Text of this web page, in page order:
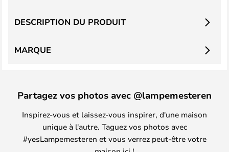
DESCRIPTION DU PRODUIT
MARQUE
Partagez vos photos avec @lampemesteren
Inspirez-vous et laissez-vous inspirer, d'une maison
unique à l'autre. Taguez vos photos avec
#yesLampemesteren et vous verrez peut-être votre